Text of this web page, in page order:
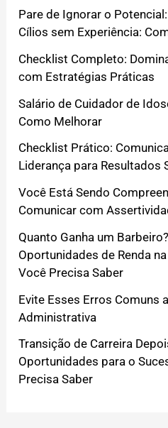
Pare de Ignorar o
Cílios sem Experiência:
Checklist Completo:
com Estratégias Práticas
Salário de Cuidador de
Como Melhorar
Checklist Prático:
Liderança para Resultados
Você Está Sendo
Comunicar com
Quanto Ganha um
Oportunidades de Renda
Você Precisa Saber
Evite Esses Erros Comuns
Administrativa
Transição de Carreira
Oportunidades para o
Precisa Saber